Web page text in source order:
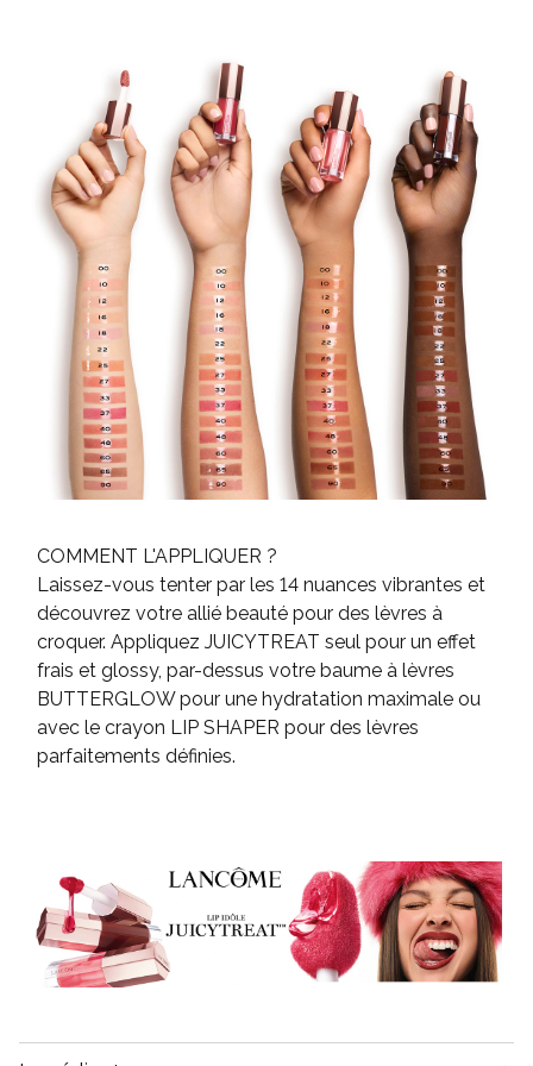
COMMENT L'APPLIQUER ?
Laissez-vous tenter par les 14 nuances vibrantes et
découvrez votre allié beauté pour des lèvres à
croquer. Appliquez JUICYTREAT seul pour un effet
frais et glossy, par-dessus votre baume à lèvres
BUTTERGLOW pour une hydratation maximale ou
avec le crayon LIP SHAPER pour des lèvres
parfaitements définies.